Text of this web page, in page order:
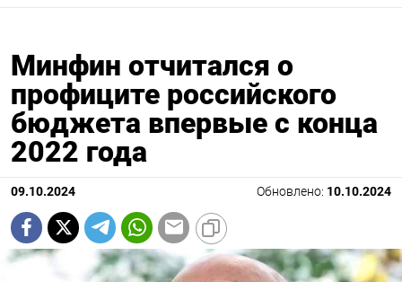
Минфин отчитался о
профиците российского
бюджета впервые с конца
2022 года
09.10.2024 Обновлено: 10.10.2024